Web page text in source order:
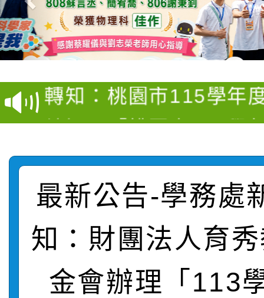
【甄選結果(第4招)】
學年度第1學期第9次代
結果(第4招)
【甄選結果(第12招)】
學年度第1學期第7次代
結果(第12招)
轉知：桃園市115學年
賽及師生本土語及新住
賽實施要點
轉知：「桃園市115學
比賽實施要點」
轉知：「115年金融知
動辦法」
轉知臺中市政府政風處
城市手牽手，綠能透明
畫影片一案
劇比賽實施要點」及修
表
轉知：桃園市115年度
敬師藝文競賽』實施計
【甄選結果(第11招)】
最新公告-學務處
知：財團法人育
金會辦理「113